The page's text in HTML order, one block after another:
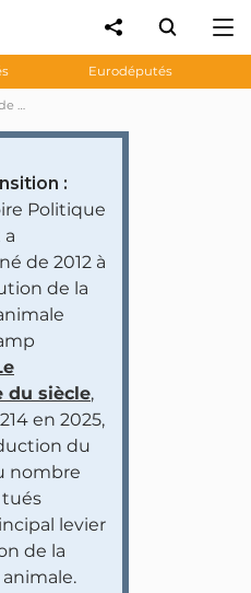
Eurodéputés
animaliers»
:
Politique
a
de 2012 à
de la
du siècle,
en 2025,
du
nombre
levier
de la